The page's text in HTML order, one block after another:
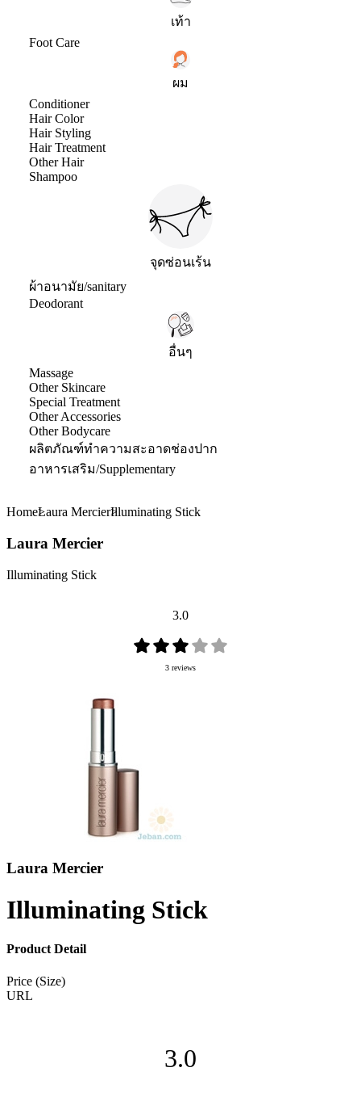
เท้า
Foot Care
ผม
Conditioner
Hair Color
Hair Styling
Hair Treatment
Other Hair
Shampoo
จุดซ่อนเร้น
ผ้าอนามัย/sanitary
Deodorant
อื่นๆ
Massage
Other Skincare
Special Treatment
Other Accessories
Other Bodycare
ผลิตภัณฑ์ทำความสะอาดช่องปาก
อาหารเสริม/Supplementary
HomeLaura MercierIlluminating Stick
Laura Mercier
Illuminating Stick
3.0
3 reviews
Laura Mercier
Illuminating Stick
Product Detail
Price (Size)
URL
3.0